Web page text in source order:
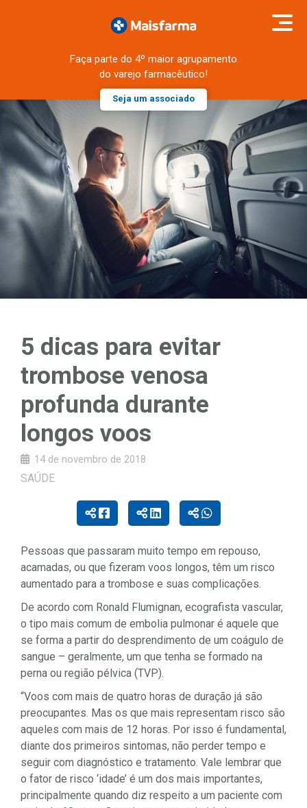
Faça parte do 4º maior agrupamento
do varejo farmacêutico!
Seja um associado
5 dicas para evitar
trombose venosa
profunda durante
longos voos
14 de novembro de 2018
SAÚDE
Pessoas que passaram muito tempo em repouso,
acamadas, ou que fizeram voos longos, têm um risco
aumentado para a trombose e suas complicações.
De acordo com Ronald Flumignan, ecografista vascular,
o tipo mais comum de embolia pulmonar é aquele que
se forma a partir do desprendimento de um coágulo de
sangue – geralmente, um que tenha se formado na
perna ou região pélvica (TVP).
“Voos com mais de quatro horas de duração já são
preocupantes. Mas os que mais representam risco são
aqueles com mais de 12 horas. Por isso é fundamental,
diante dos primeiros sintomas, não perder tempo e
seguir com diagnóstico e tratamento. Vale lembrar que
o fator de risco ‘idade’ é um dos mais importantes,
principalmente quando diz respeito a um paciente com